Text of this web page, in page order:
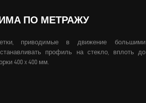
ПО МЕТРАЖУ
приводимые в движение большими
профиль на стекло, вплоть до
400 x 400 мм.